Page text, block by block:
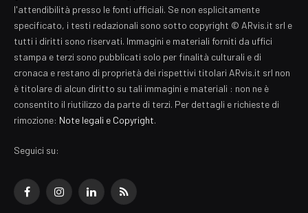
l'attendibilità presso le fonti ufficiali. Se non esplicitamente
specificato, i testi redazionali sono sotto copyright © ARvis.it srl e
tutti i diritti sono riservati. Immagini e materiali forniti da uffici
stampa e terzi sono pubblicati solo per finalità culturali e di
cronaca e restano di proprietà dei rispettivi titolari ARvis.it srl non
è titolare di alcun diritto su tali immagini e materiali : non ne è
consentito il riutilizzo da parte di terzi. Per dettagli e richieste di
rimozione: Note legali e Copyright.
Seguici su:
FacebookInstagramLinkedInRSS